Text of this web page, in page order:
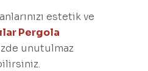
estetik ve
Pergola
unutulmaz